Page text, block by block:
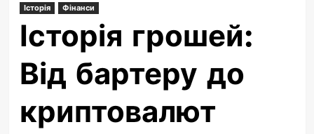
Історія Фінанси
Історія грошей:
Від бартеру до
криптовалют